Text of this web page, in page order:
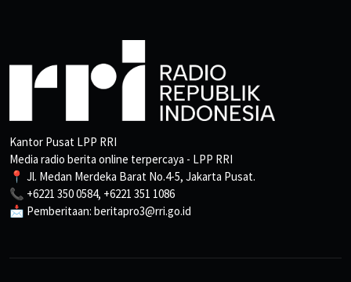
Kantor Pusat LPP RRI
Media radio berita online terpercaya - LPP RRI
📍 Jl. Medan Merdeka Barat No.4-5, Jakarta Pusat.
📞 +6221 350 0584, +6221 351 1086
📩 Pemberitaan: beritapro3@rri.go.id